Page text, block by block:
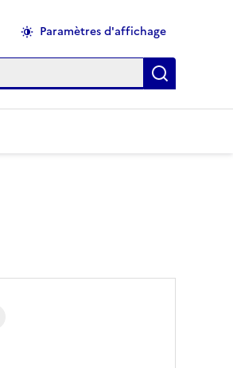
Paramètres d'affichage